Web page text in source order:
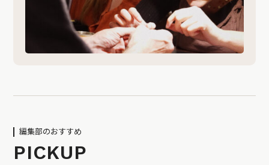
編集部のおすすめ
PICKUP